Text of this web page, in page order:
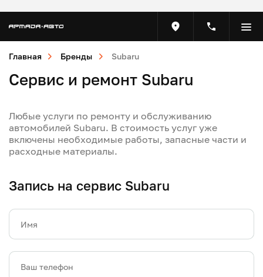
Главная Бренды Subaru
Сервис и ремонт Subaru
Любые услуги по ремонту и обслуживанию
автомобилей Subaru. В стоимость услуг уже
включены необходимые работы, запасные части и
расходные материалы.
Запись на сервис Subaru
Имя
Ваш телефон